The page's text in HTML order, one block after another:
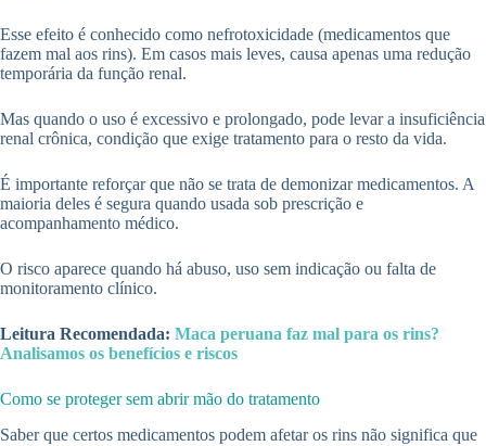
Esse efeito é conhecido como nefrotoxicidade (medicamentos que
fazem mal aos rins). Em casos mais leves, causa apenas uma redução
temporária da função renal.
Mas quando o uso é excessivo e prolongado, pode levar a insuficiência
renal crônica, condição que exige tratamento para o resto da vida.
É importante reforçar que não se trata de demonizar medicamentos. A
maioria deles é segura quando usada sob prescrição e
acompanhamento médico.
O risco aparece quando há abuso, uso sem indicação ou falta de
monitoramento clínico.
Leitura Recomendada: Maca peruana faz mal para os rins?
Analisamos os benefícios e riscos
Como se proteger sem abrir mão do tratamento
Saber que certos medicamentos podem afetar os rins não significa que